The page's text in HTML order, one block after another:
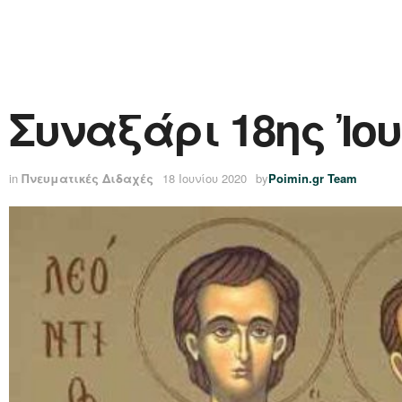
Συναξάρι 18ης
in Πνευματικές Διδαχές 18 Ιουνίου 2020 byPoimin.gr Team